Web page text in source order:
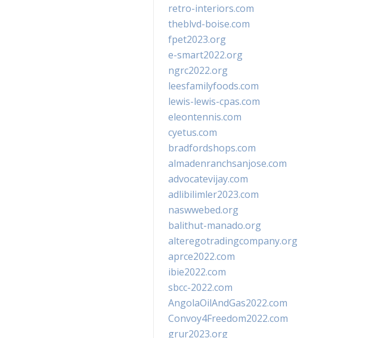
retro-interiors.com
theblvd-boise.com
fpet2023.org
e-smart2022.org
ngrc2022.org
leesfamilyfoods.com
lewis-lewis-cpas.com
eleontennis.com
cyetus.com
bradfordshops.com
almadenranchsanjose.com
advocatevijay.com
adlibilimler2023.com
naswwebed.org
balithut-manado.org
alteregotradingcompany.org
aprce2022.com
ibie2022.com
sbcc-2022.com
AngolaOilAndGas2022.com
Convoy4Freedom2022.com
grur2023.org